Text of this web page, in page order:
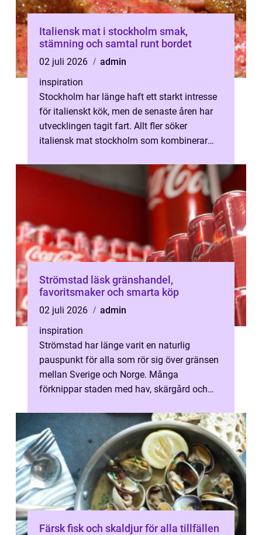
Italiensk mat i stockholm smak,
stämning och samtal runt bordet
02 juli 2026
admin
inspiration
Stockholm har länge haft ett starkt intresse
för italienskt kök, men de senaste åren har
utvecklingen tagit fart. Allt fler söker
italiensk mat stockholm som kombinerar
Strömstad läsk gränshandel,
favoritsmaker och smarta köp
02 juli 2026
admin
inspiration
Strömstad har länge varit en naturlig
pauspunkt för alla som rör sig över gränsen
mellan Sverige och Norge. Många
förknippar staden med hav, skärgård och
än...
Färsk fisk och skaldjur för alla tillfällen